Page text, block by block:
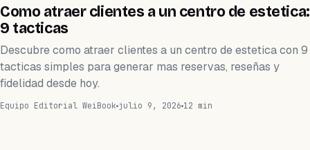
ESTÉTICA
Como atraer clientes a un centro de estetica:
9 tacticas
Descubre como atraer clientes a un centro de estetica con 9
tacticas simples para generar mas reservas, reseñas y
fidelidad desde hoy.
Equipo Editorial WeiBook julio 9, 2026 12 min